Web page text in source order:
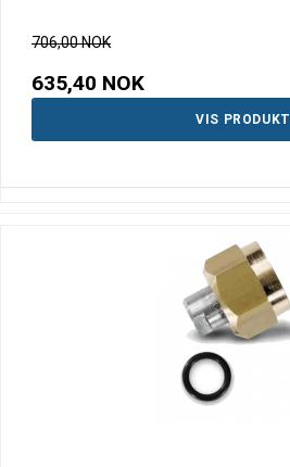
706,00 NOK
635,40 NOK
VIS PRODUKT